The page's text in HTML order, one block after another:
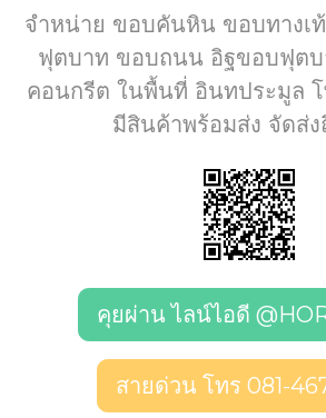
จำหน่าย ขอบคันหิน ขอบทางเ
ฟุตบาท ขอบถนน อิฐขอบฟุต
คอนกรีต ในพื้นที่ อินทประมูล โ
มีสินค้าพร้อมส่ง จัดส่ง
คุยผ่าน ไลน์ไอดี
สายด่วน โทร 081-